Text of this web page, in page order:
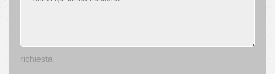
richiesta